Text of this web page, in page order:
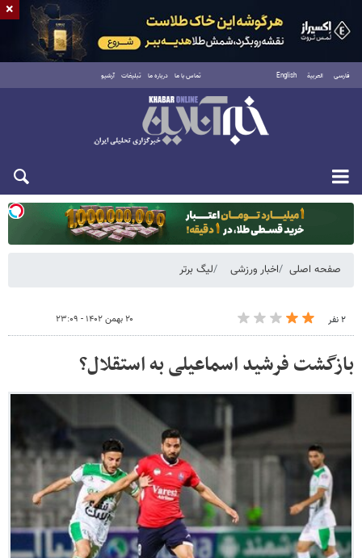
فارسی العربية English تماس با ما درباره ما تبلیغات آرشیو
دوشنبه ۱۹ مرداد ۱۴۰۵
صفحه اصلی اخبار ورزشی لیگ برتر
۲ نفر ۲۰ بهمن ۱۴۰۲ - ۲۳:۰۹
بازگشت فرشید اسماعیلی به استقلال؟
×